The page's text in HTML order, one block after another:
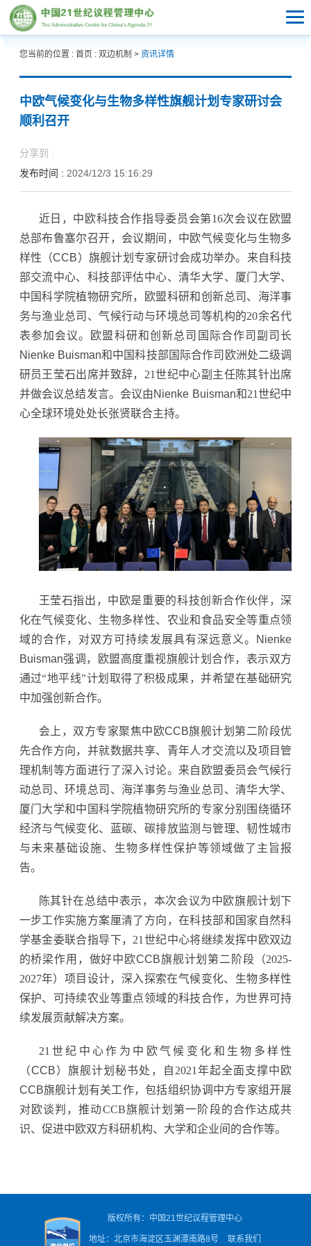
您当前的位置 : 首页 : 双边机制 > 资讯详情
中欧气候变化与生物多样性旗舰计划专家研讨会
顺利召开
分享到 :
发布时间 : 2024/12/3 15:16:29
近日，中欧科技合作指导委员会第16次会议在欧盟
总部布鲁塞尔召开，会议期间，中欧气候变化与生物多
样性 （CCB） 旗舰计划专家研讨会成功举办。来自科技
部交流中心、科技部评估中心、清华大学、厦门大学、
中国科学院植物研究所，欧盟科研和创新总司、海洋事
务与渔业总司、气候行动与环境总司等机构的20余名代
表参加会议。欧盟科研和创新总司国际合作司副司长
Nienke Buisman和中国科技部国际合作司欧洲处二级调
研员王莹石出席并致辞，21世纪中心副主任陈其针出席
并做会议总结发言。会议由Nienke Buisman和21世纪中
心全球环境处处长张贤联合主持。
王莹石指出，中欧是重要的科技创新合作伙伴，深
化在气候变化、生物多样性、农业和食品安全等重点领
域的合作，对双方可持续发展具有深远意义。 Nienke
Buisman强调，欧盟高度重视旗舰计划合作，表示双方
通过“地平线”计划取得了积极成果，并希望在基础研究
中加强创新合作。
会上，双方专家聚焦中欧CCB旗舰计划第二阶段优
先合作方向，并就数据共享、青年人才交流以及项目管
理机制等方面进行了深入讨论。来自欧盟委员会气候行
动总司、环境总司、海洋事务与渔业总司、清华大学、
厦门大学和中国科学院植物研究所的专家分别围绕循环
经济与气候变化、蓝碳、碳排放监测与管理、韧性城市
与未来基础设施、生物多样性保护等领域做了主旨报
告。
陈其针在总结中表示，本次会议为中欧旗舰计划下
一步工作实施方案厘清了方向，在科技部和国家自然科
学基金委联合指导下，21世纪中心将继续发挥中欧双边
的桥梁作用，做好中欧CCB旗舰计划第二阶段（2025-
2027年）项目设计，深入探索在气候变化、生物多样性
保护、可持续农业等重点领域的科技合作，为世界可持
续发展贡献解决方案。
21世纪中心作为中欧气候变化和生物多样性
（CCB） 旗舰计划秘书处，自2021年起全面支撑中欧
CCB旗舰计划有关工作，包括组织协调中方专家组开展
对欧谈判，推动CCB旗舰计划第一阶段的合作达成共
识、促进中欧双方科研机构、大学和企业间的合作等。
版权所有：中国21世纪议程管理中心
地址：北京市海淀区玉渊潭南路8号 联系我们